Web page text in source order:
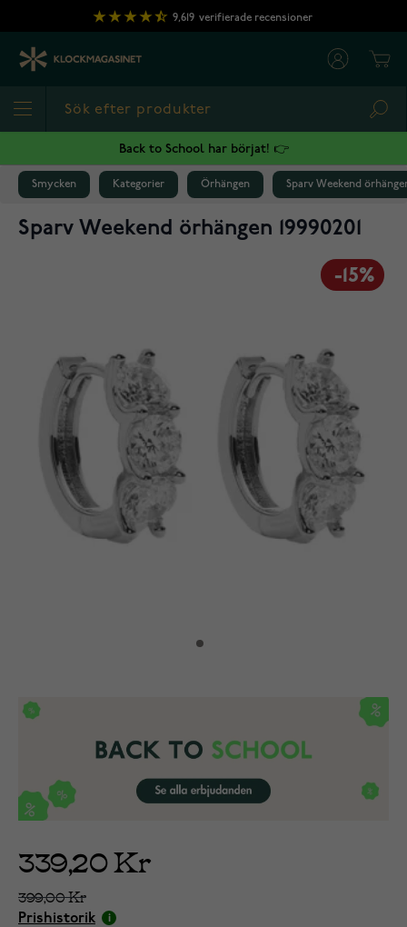
Hoppa till innehållet
9,619 verifierade recensioner
Back to School har börjat! 👉
Smycken Kategorier Örhängen Sparv Weekend örhängen
Sparv Weekend örhängen 19990201
-15%
339,20 Kr
399,00 Kr
Prishistorik